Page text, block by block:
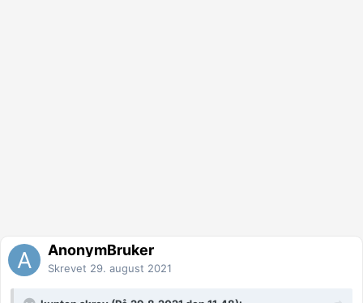
AnonymBruker
Skrevet 29. august 2021